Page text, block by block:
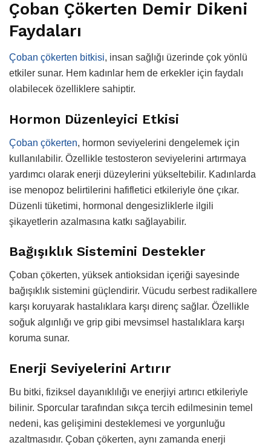
Çoban Çökerten Demir Dikeni
Faydaları
Çoban çökerten bitkisi, insan sağlığı üzerinde çok yönlü
etkiler sunar. Hem kadınlar hem de erkekler için faydalı
olabilecek özelliklere sahiptir.
Hormon Düzenleyici Etkisi
Çoban çökerten, hormon seviyelerini dengelemek için
kullanılabilir. Özellikle testosteron seviyelerini artırmaya
yardımcı olarak enerji düzeylerini yükseltebilir. Kadınlarda
ise menopoz belirtilerini hafifletici etkileriyle öne çıkar.
Düzenli tüketimi, hormonal dengesizliklerle ilgili
şikayetlerin azalmasına katkı sağlayabilir.
Bağışıklık Sistemini Destekler
Çoban çökerten, yüksek antioksidan içeriği sayesinde
bağışıklık sistemini güçlendirir. Vücudu serbest radikallere
karşı koruyarak hastalıklara karşı direnç sağlar. Özellikle
soğuk algınlığı ve grip gibi mevsimsel hastalıklara karşı
koruma sunar.
Enerji Seviyelerini Artırır
Bu bitki, fiziksel dayanıklılığı ve enerjiyi artırıcı etkileriyle
bilinir. Sporcular tarafından sıkça tercih edilmesinin temel
nedeni, kas gelişimini desteklemesi ve yorgunluğu
azaltmasıdır. Çoban çökerten, aynı zamanda enerji